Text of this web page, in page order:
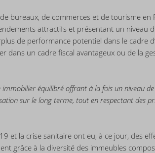
bureaux, de commerces et de tourisme en
attractifs et présentant un niveau
de performance potentiel dans le cadre
dans un cadre fiscal avantageux ou de la
équilibré offrant à la fois un niveau
sur le long terme, tout en respectant des
et la crise sanitaire ont eu, à ce jour, des
grâce à la diversité des immeubles